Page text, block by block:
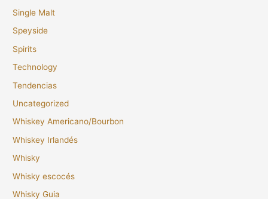
Single Malt
Speyside
Spirits
Technology
Tendencias
Uncategorized
Whiskey Americano/Bourbon
Whiskey Irlandés
Whisky
Whisky escocés
Whisky Guia